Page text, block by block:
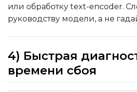
или обработку text-encoder.
руководству модели, а не
4) Быстрая
времени сбоя